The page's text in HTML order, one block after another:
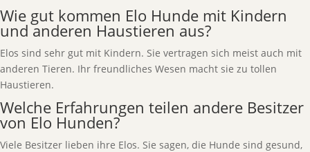
Wie gut kommen Elo Hunde mit Kindern
und anderen Haustieren aus?
Elos sind sehr gut mit Kindern. Sie vertragen sich meist auch mit
anderen Tieren. Ihr freundliches Wesen macht sie zu tollen
Haustieren.
Welche Erfahrungen teilen andere Besitzer
von Elo Hunden?
Viele Besitzer lieben ihre Elos. Sie sagen, die Hunde sind gesund,